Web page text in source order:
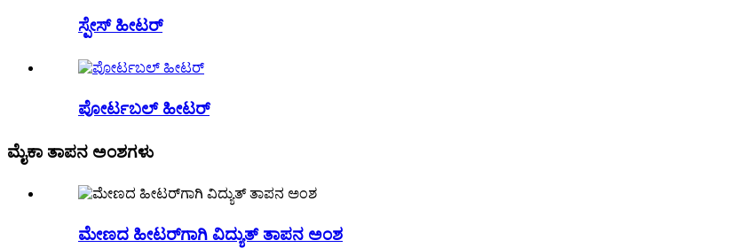
ಸ್ಪೇಸ್ ಹೀಟರ್
ಪೋರ್ಟಬಲ್ ಹೀಟರ್
ಮೈಕಾ ತಾಪನ ಅಂಶಗಳು
ಮೇಣದ ಹೀಟರ್‌ಗಾಗಿ ವಿದ್ಯುತ್ ತಾಪನ ಅಂಶ